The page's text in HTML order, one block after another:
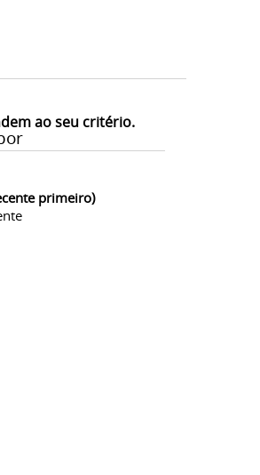
ao seu critério.
primeiro)